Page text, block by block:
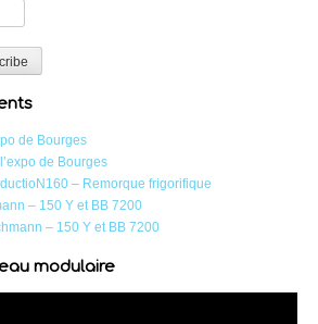
de Bourges
de Bourges
– Remorque frigorifique
– 150 Y et BB 7200
– 150 Y et BB 7200
modulaire